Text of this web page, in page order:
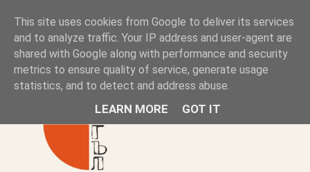
Книжен ъгъл
Блог на книжарницата — класации, откъси, нови книги
ул. „Оборище" 117, София· пон–пет 10:00–19:00 ·
This site uses cookies from Google to deliver its services
and to analyze traffic. Your IP address and user-agent are
shared with Google along with performance and security
metrics to ensure quality of service, generate usage
statistics, and to detect and address abuse.
LEARN MORE GOT IT